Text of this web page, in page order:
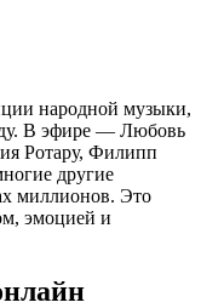
народной музыки,
В эфире — Любовь
Ротару, Филипп
другие
миллионов. Это
эмоцией и